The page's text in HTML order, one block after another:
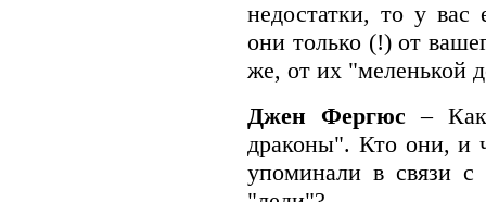
недостатки, то у вас
они только (!) от
же, от их "меленькой
Джен Фергюс–
драконы". Кто они, и
упоминали в связи